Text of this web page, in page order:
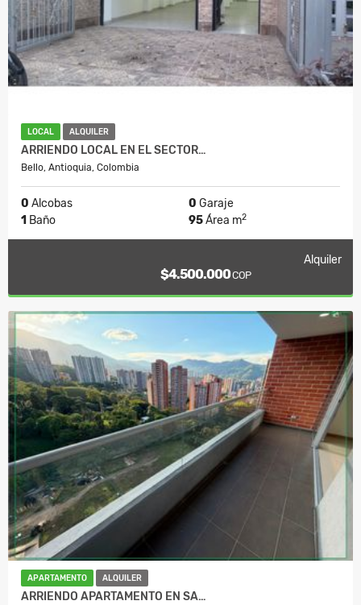
LOCAL ALQUILER
ARRIENDO LOCAL EN EL SECTOR…
Bello, Antioquia, Colombia
0 Alcobas 0 Garaje
1 Baño 95Área m2
Alquiler
$4.500.000COP
APARTAMENTO ALQUILER
ARRIENDO APARTAMENTO EN SA…